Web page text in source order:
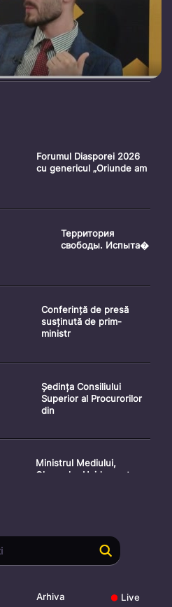
Forumul Diasporei 2026
cu genericul „Oriunde am
Территория
свободы. Испыта�
Conferință de presă
susținută de prim-
ministr
Ședința Consiliului
Superior al Procurorilor
din
Ministrul Mediului,
Gheorghe Hajder, este
Consultări publice privind
proiectul de lege pent
Arhiva Live